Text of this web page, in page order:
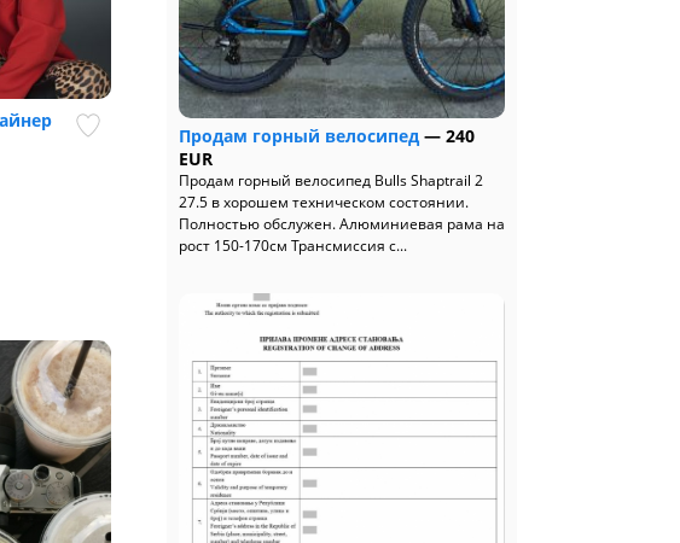
Продам горный велосипед— 240
EUR
Продам горный велосипед Bulls Shaptrail 2
27.5 в хорошем техническом состоянии.
Полностью обслужен. Алюминиевая рама на
рост 150-170см Трансмиссия с...